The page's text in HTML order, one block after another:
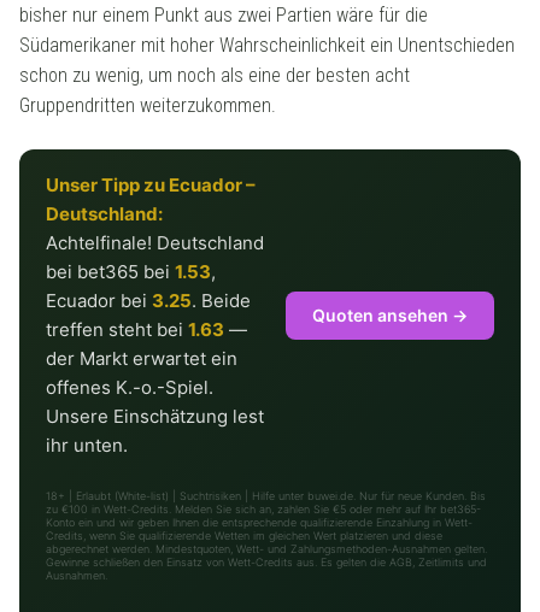
bisher nur einem Punkt aus zwei Partien wäre für die
Südamerikaner mit hoher Wahrscheinlichkeit ein Unentschieden
schon zu wenig, um noch als eine der besten acht
Gruppendritten weiterzukommen.
Unser Tipp zu Ecuador –
Deutschland:
Achtelfinale! Deutschland
bei bet365 bei 1.53,
Ecuador bei 3.25. Beide
treffen steht bei 1.63 —
der Markt erwartet ein
offenes K.-o.-Spiel.
Unsere Einschätzung lest
ihr unten.
Quoten ansehen →
18+ | Erlaubt (White-list) | Suchtrisiken | Hilfe unter buwei.de. Nur für neue Kunden. Bis
zu €100 in Wett-Credits. Melden Sie sich an, zahlen Sie €5 oder mehr auf Ihr bet365-
Konto ein und wir geben Ihnen die entsprechende qualifizierende Einzahlung in Wett-
Credits, wenn Sie qualifizierende Wetten im gleichen Wert platzieren und diese
abgerechnet werden. Mindestquoten, Wett- und Zahlungsmethoden-Ausnahmen gelten.
Gewinne schließen den Einsatz von Wett-Credits aus. Es gelten die AGB, Zeitlimits und
Ausnahmen.